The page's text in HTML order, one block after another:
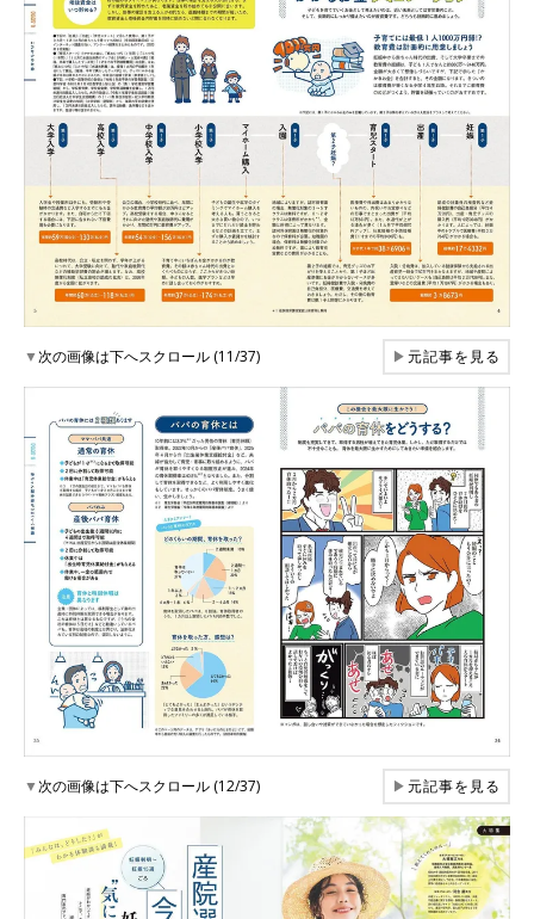
▼次の画像は下へスクロール (11/37) ▶元記事を見る
▼次の画像は下へスクロール (12/37) ▶元記事を見る